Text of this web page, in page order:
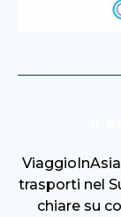
trasporti nel
chiare su